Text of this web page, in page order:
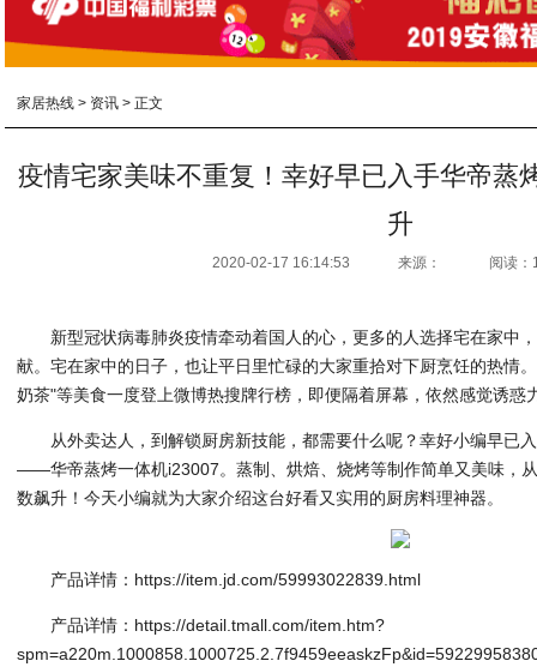
家居热线 > 资讯 > 正文
疫情宅家美味不重复！幸好早已入手华帝蒸
升
2020-02-17 16:14:53 来源： 阅读：
新型冠状病毒肺炎疫情牵动着国人的心，更多的人选择宅在家中
献。宅在家中的日子，也让平日里忙碌的大家重拾对下厨烹饪的热情
奶茶"等美食一度登上微博热搜牌行榜，即便隔着屏幕，依然感觉诱惑
从外卖达人，到解锁厨房新技能，都需要什么呢？幸好小编早已
——华帝蒸烤一体机i23007。蒸制、烘焙、烧烤等制作简单又美味，
数飙升！今天小编就为大家介绍这台好看又实用的厨房料理神器。
产品详情：https://item.jd.com/59993022839.html
产品详情：https://detail.tmall.com/item.htm?